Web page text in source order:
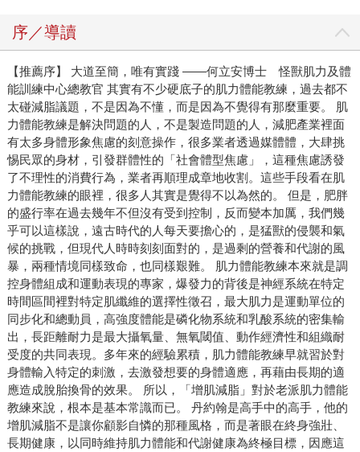
序／導讀
【推薦序】 大道至簡，唯有實踐 ——何立安博士 怪獸肌力及體
能訓練中心總教官 其實有不少硬底子的肌力體能教練，過去都不
太碰減脂議題，不是因為不懂，而是因為不覺得有那麼重要。 肌
力體能教練是解決問題的人，不是製造問題的人，減肥產業裡面
有太多身體形象焦慮的刻意操作，很多業者透過媒體體，大肆挑
惕民眾的身材，引發群體性的「社會體型焦慮」，這種焦慮誘發
了不理性的消費行為，業者再順理成章地收割。這些手段看在肌
力體能教練的眼裡，很多人其實是覺得不以為然的。 但是，肥胖
的盛行率在過去幾年不但沒有受到控制，反而變本加厲，我們幾
乎可以這樣說，遠古時代的人每天要擔心的，是猛獸的侵襲和氣
候的挑戰，但現代人時時刻刻面對的，是過剩的營養和代謝的風
暴，兩種情境同樣致命，也同樣艱難。 肌力體能教練本來就是調
控身體組成和運動表現的專家，爆發力的背後是神經系統在特定
時間區間裡對特定肌纖維的選擇性徵召，最大肌力是運動單位的
同步化和總動員，高強度體能是磷化物系統和乳酸系統的密集輸
出，長距離耐力是最大攝氧量、無氧閾值、動作經濟性和組織耐
受度的共同表現。多年來的經驗累積，肌力體能教練早就習於對
身體輸入特定的刺激，去激發想要的身體適應，再藉由長期的適
應造成脫胎換骨的效果。 所以，「增肌減脂」對於老派肌力體能
教練來說，根本是基本常識而已。 丹約翰是高手中的高手，他的
增肌減脂不是讓你顧影自憐的那種風格，而是著眼在終身強壯、
長期健康，以同時維持肌力體能和代謝健康為終極目標，因應這